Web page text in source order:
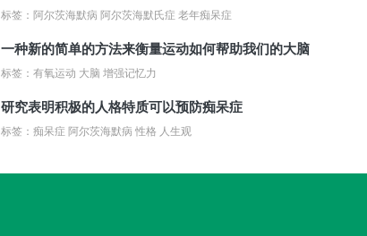
标签：阿尔茨海默病 阿尔茨海默氏症 老年痴呆症
一种新的简单的方法来衡量运动如何帮助我们的大脑
标签：有氧运动 大脑 增强记忆力
研究表明积极的人格特质可以预防痴呆症
标签：痴呆症 阿尔茨海默病 性格 人生观